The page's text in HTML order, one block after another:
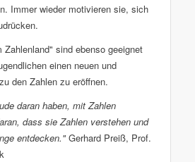
Immer wieder motivieren sie, sich
Zahlenland" sind ebenso geeignet
einen neuen und
den Zahlen zu eröffnen.
daran haben, mit Zahlen
dass sie Zahlen verstehen und
entdecken."Gerhard Preiß, Prof.